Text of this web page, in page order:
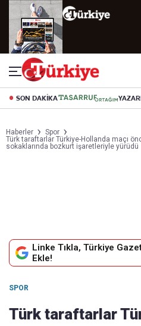
SON DAKİKA
Haberler
Spor
Türk taraftarlar Türkiye-Hollanda maçı
sokaklarında bozkurt işaretleriyle yürüdü
Linke Tıkla, Türkiye
Ekle!
SPOR
Türk taraftarlar